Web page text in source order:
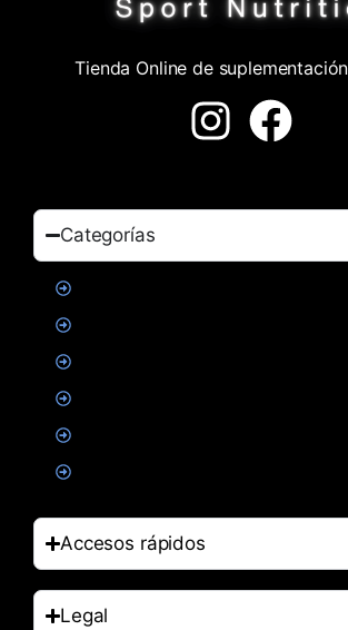
Tienda Online de
Categorías
Accesos rápidos
Legal